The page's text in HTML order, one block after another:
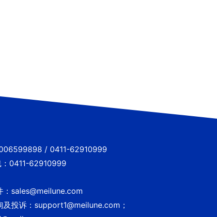
/ 0411-62910999
：0411-62910999
：sales@meilune.com
及投诉：support1@meilune.com；